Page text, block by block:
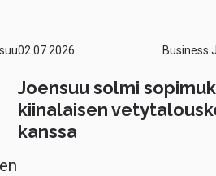
02.07.2026 Business
Joensuu solmi
kiinalaisen
kanssa